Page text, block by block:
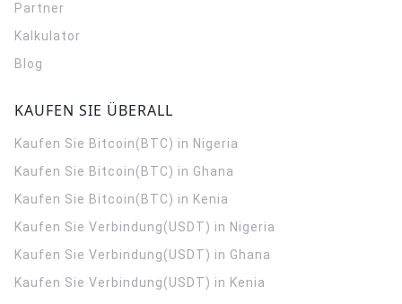
Partner
Kalkulator
Blog
KAUFEN SIE ÜBERALL
Kaufen Sie Bitcoin(BTC) in Nigeria
Kaufen Sie Bitcoin(BTC) in Ghana
Kaufen Sie Bitcoin(BTC) in Kenia
Kaufen Sie Verbindung(USDT) in Nigeria
Kaufen Sie Verbindung(USDT) in Ghana
Kaufen Sie Verbindung(USDT) in Kenia